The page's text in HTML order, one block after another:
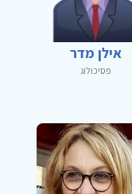
אילן מדר
פסיכולוג